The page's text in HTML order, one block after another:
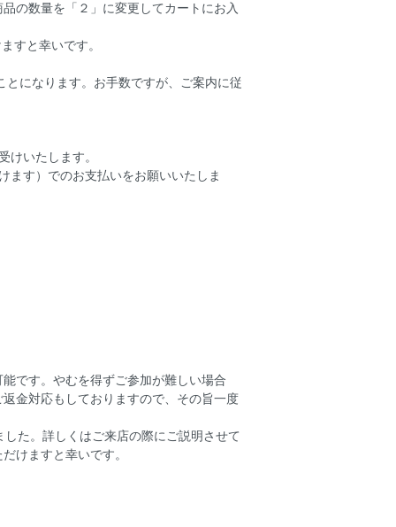
の数量を「２」に変更してカートにお入
すと幸いです。
になります。お手数ですが、ご案内に従
けいたします。
ます）でのお支払いをお願いいたしま
です。やむを得ずご参加が難しい場合
金対応もしておりますので、その旨一度
た。詳しくはご来店の際にご説明させて
けますと幸いです。